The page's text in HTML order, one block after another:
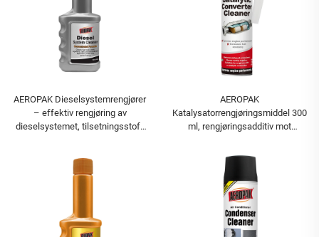
AEROPAK Dieselsystemrengjører
– effektiv rengjøring av
dieselsystemet, tilsetningsstoff
AEROPAK
Katalysatorrengjøringsmiddel 300
ml, rengjøringsadditiv mot